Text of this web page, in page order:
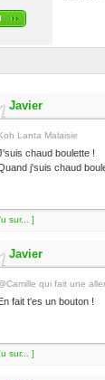
Javier
Lanta Malaisie
chaud boulette !
j'suis chaud
sur... ]
Javier
qui fait une
fait t'es un bouton !
sur... ]